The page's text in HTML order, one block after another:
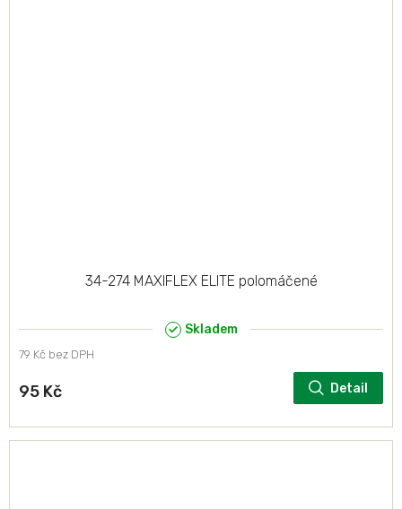
34-274 MAXIFLEX ELITE polomáčené
Skladem
79 Kč bez DPH
95 Kč Detail